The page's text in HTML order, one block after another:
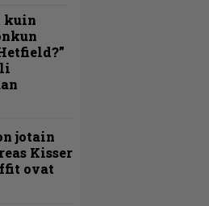
kuin
jotain
Kisser
ovat